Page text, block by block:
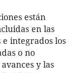
están
en las
e integrados los
o no
y las